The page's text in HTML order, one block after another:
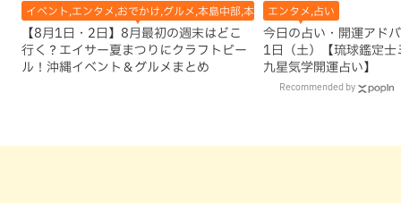
イベント,エンタメ,おでかけ,グルメ,本島中部,本島北部,本島南部
【8月1日・2日】8月最初の週末はどこ
行く？エイサー夏まつりにクラフトビー
ル！沖縄イベント＆グルメまとめ
エンタメ,占い
今日の占い・開運アド
1日（土）【琉球鑑定士
九星気学開運占い】
Recommended by